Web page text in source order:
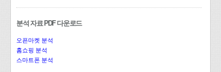
분석 자료 PDF 다운로드
오픈마켓 분석
홈쇼핑 분석
스마트폰 분석